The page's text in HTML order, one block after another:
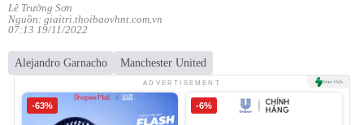
Lê Trường Sơn
Nguồn: giaitri.thoibaovhnt.com.vn
07:13 19/11/2022
Alejandro Garnacho Manchester United
ADVERTISEMENT
-63% -6%